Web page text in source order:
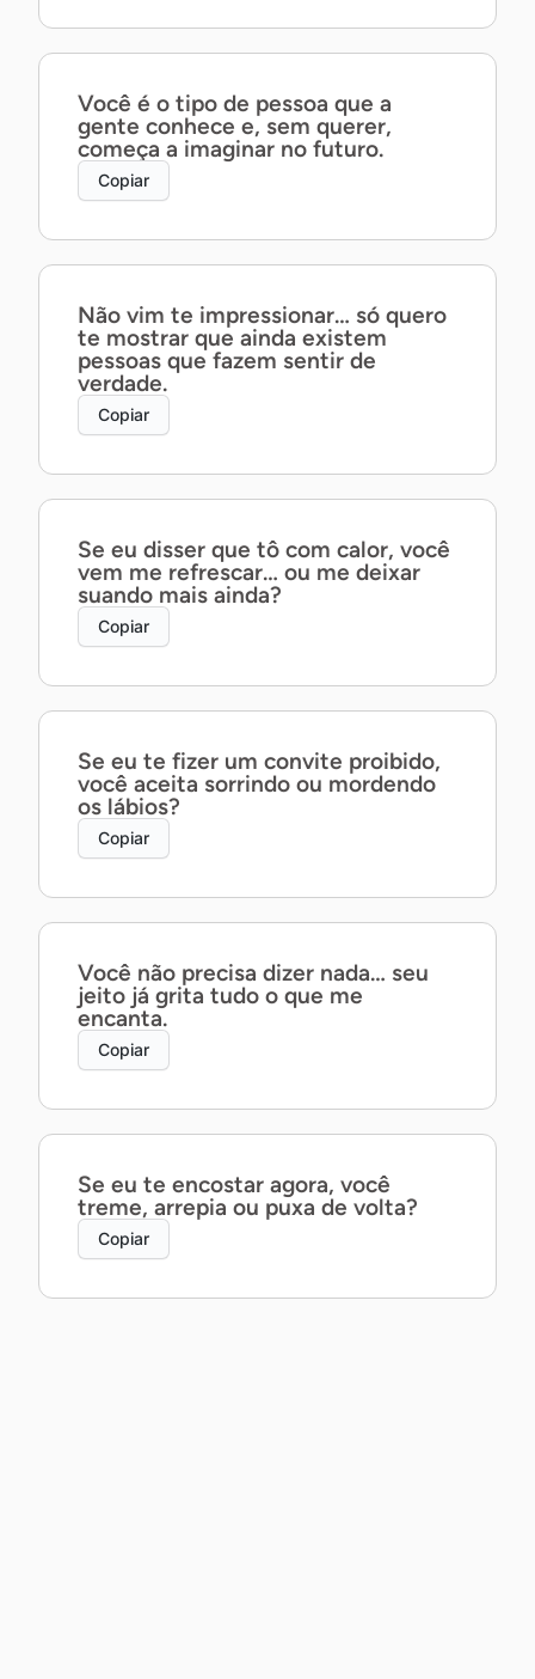
Você é o tipo de pessoa que a
gente conhece e, sem querer,
começa a imaginar no futuro.
Copiar
Não vim te impressionar… só quero
te mostrar que ainda existem
pessoas que fazem sentir de
verdade.
Copiar
Se eu disser que tô com calor, você
vem me refrescar… ou me deixar
suando mais ainda?
Copiar
Se eu te fizer um convite proibido,
você aceita sorrindo ou mordendo
os lábios?
Copiar
Você não precisa dizer nada… seu
jeito já grita tudo o que me
encanta.
Copiar
Se eu te encostar agora, você
treme, arrepia ou puxa de volta?
Copiar